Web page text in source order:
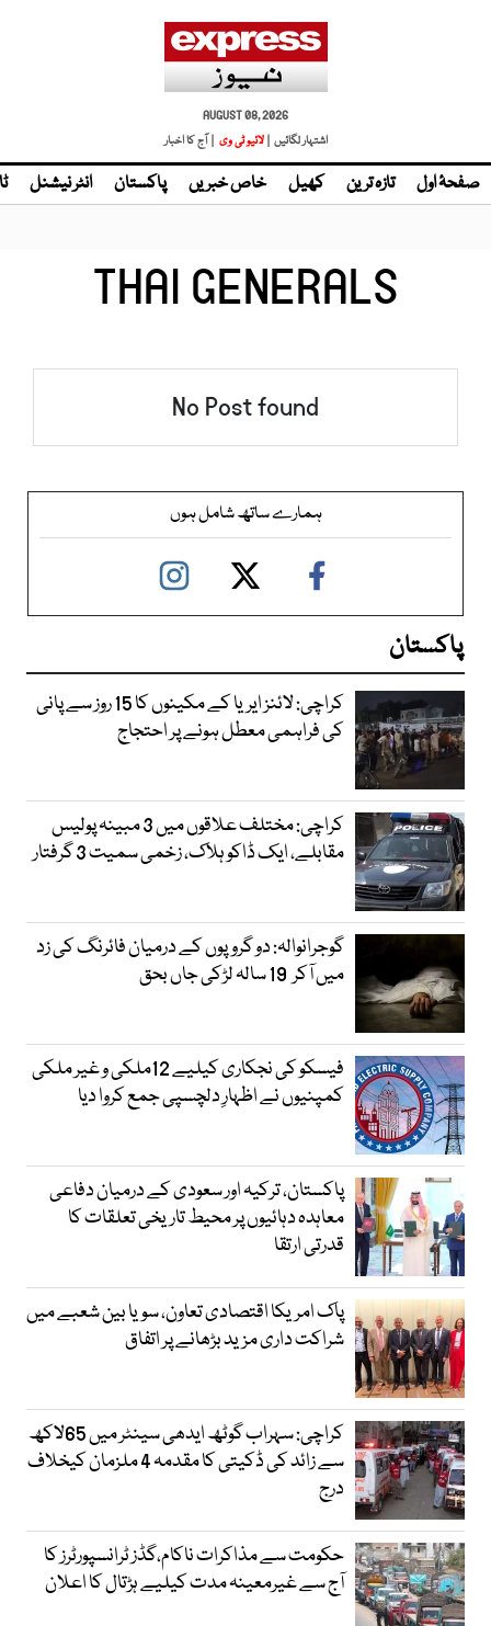
AUGUST 08, 2026
اشتہار لگائیں |
| آج کا اخبار
صفحۂ اول تازہ ترین کھیل خاص خبریں پاکستان انٹر نیشنل
THAI GENERALS
No Post found
ہمارے ساتھ شامل ہوں
پاکستان
کراچی: لائنز ایریا کے مکینوں کا 15 روز سے پانی
کی فراہمی معطل ہونے پر احتجاج
کراچی: مختلف علاقوں میں 3 مبینہ پولیس
مقابلے، ایک ڈاکو ہلاک، زخمی سمیت 3 گرفتار
گوجرانوالہ: دو گروپوں کے درمیان فائرنگ کی زد
میں آکر 19 سالہ لڑکی جاں بحق
فیسکو کی نجکاری کیلیے 12ملکی و غیر ملکی
کمپنیوں نے اظہارِ دلچسپی جمع کروا دیا
پاکستان، ترکیہ اور سعودی کے درمیان دفاعی
معاہدہ دہائیوں پر محیط تاریخی تعلقات کا
قدرتی ارتقا
پاک امریکا اقتصادی تعاون، سویا بین شعبے میں
شراکت داری مزید بڑھانے پر اتفاق
کراچی: سہراب گوٹھ ایدھی سینٹر میں 65لاکھ
سے زائد کی ڈکیتی کا مقدمہ 4 ملزمان کیخلاف
درج
حکومت سے مذاکرات ناکام،گڈز ٹرانسپورٹرز کا
آج سے غیرمعینہ مدت کیلیے ہڑتال کا اعلان